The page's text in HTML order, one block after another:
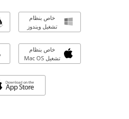
خاص بنظام
تشغيل ويندوز
خاص بنظام
تشغيل Mac OS